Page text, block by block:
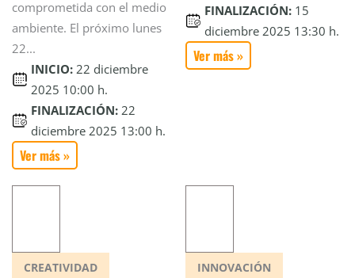
comprometida con el medio
ambiente. El próximo lunes
22...
INICIO: 22 diciembre
2025 10:00 h.
FINALIZACIÓN: 22
diciembre 2025 13:00 h.
Ver más »
FINALIZACIÓN: 15
diciembre 2025 13:30 h.
Ver más »
CREATIVIDAD INNOVACIÓN